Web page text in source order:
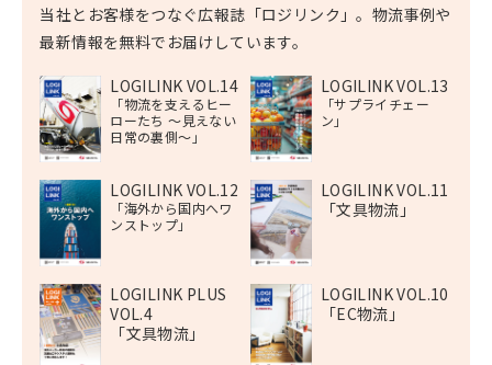
当社とお客様をつなぐ広報誌「ロジリンク」。物流事例や
最新情報を無料でお届けしています。
LOGILINK VOL.14
「物流を支えるヒー
ローたち 〜見えない
日常の裏側〜」
LOGILINK VOL.13
「サプライチェー
ン」
LOGILINK VOL.12
「海外から国内へワ
ンストップ」
LOGILINK VOL.11
「文具物流」
LOGILINK PLUS
VOL.4
「文具物流」
LOGILINK VOL.10
「EC物流」